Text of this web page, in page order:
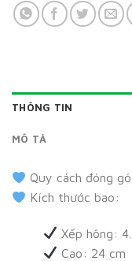
THÔNG TIN
MÔ TẢ
Quy cách đóng
Kích thước bao:
Xếp hông:
Cao: 24 cm